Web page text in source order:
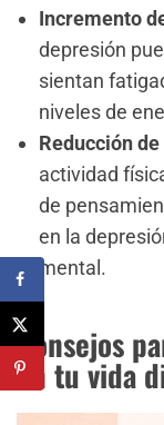
Incremento
depresión
sientan
niveles de
Reducción
actividad
de
en la
mental.
Consejos
en tu vida